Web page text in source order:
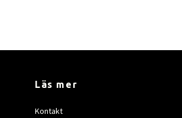
Läs mer
Kontakt